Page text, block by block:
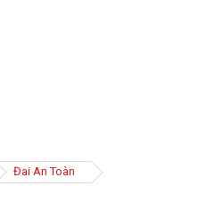
Đai An Toàn